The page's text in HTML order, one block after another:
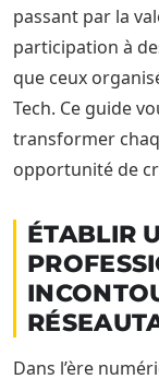
passant par la
participation à
que ceux
Tech. Ce guide
transformer
opportunité de
ÉTABLIR
Dans l’ère